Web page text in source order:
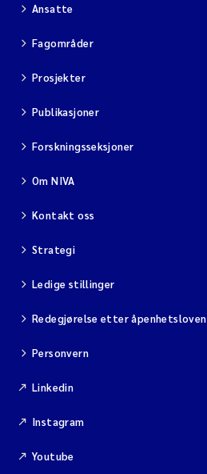
Ansatte
Fagområder
Prosjekter
Publikasjoner
Forskningsseksjoner
Om NIVA
Kontakt oss
Strategi
Ledige stillinger
Redegjørelse etter åpenhetsloven
Personvern
Linkedin
Instagram
Youtube